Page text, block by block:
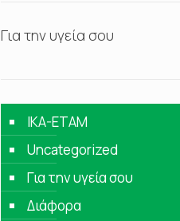
Για την υγεία σου
IKA-ETAM
Uncategorized
Για την υγεία σου
Διάφορα